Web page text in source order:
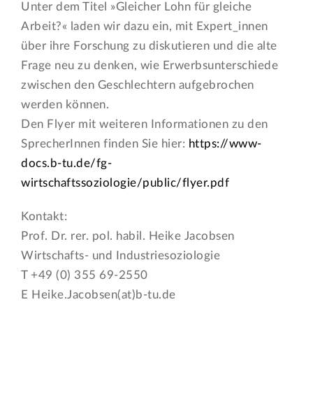
Unter dem Titel »Gleicher Lohn für gleiche
Arbeit?« laden wir dazu ein, mit Expert_innen
über ihre Forschung zu diskutieren und die alte
Frage neu zu denken, wie Erwerbsunterschiede
zwischen den Geschlechtern aufgebrochen
werden können.
Den Flyer mit weiteren Informationen zu den
SprecherInnen finden Sie hier: https://www-
docs.b-tu.de/fg-
wirtschaftssoziologie/public/flyer.pdf
Kontakt:
Prof. Dr. rer. pol. habil. Heike Jacobsen
Wirtschafts- und Industriesoziologie
T +49 (0) 355 69-2550
E Heike.Jacobsen(at)b-tu.de